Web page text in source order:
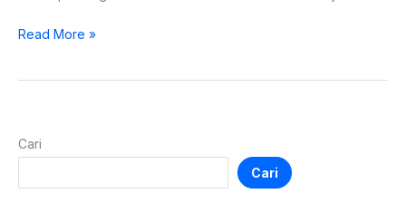
Read More »
Cari
Cari